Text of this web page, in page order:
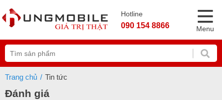
Hotline
090 154 8866 Menu
Trang chủ Tin tức
Đánh giá